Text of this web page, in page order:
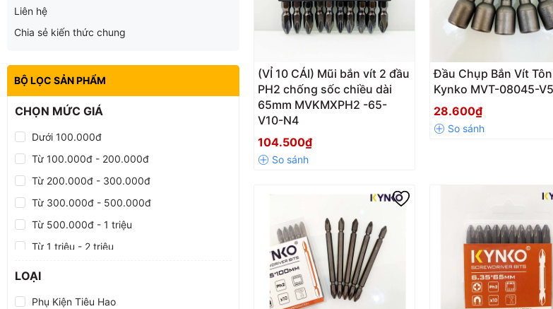
Liên hệ
Chia sẻ kiến thức chung
BỘ LỌC SẢN PHẨM
CHỌN MỨC GIÁ
Dưới 100.000đ
Từ 100.000đ - 200.000đ
Từ 200.000đ - 300.000đ
Từ 300.000đ - 500.000đ
Từ 500.000đ - 1 triệu
Từ 1 triệu - 2 triệu
LOẠI
Phụ Kiện Tiêu Hao
(VỈ 10 CÁI) Mũi bắn vít 2 đầu
PH2 chống sốc chiều dài
65mm MVKMXPH2 -65-
V10-N4
104.500₫
Đầu Chụp Bắn Vít Tôn
Kynko MVT-08045-V5
28.600₫